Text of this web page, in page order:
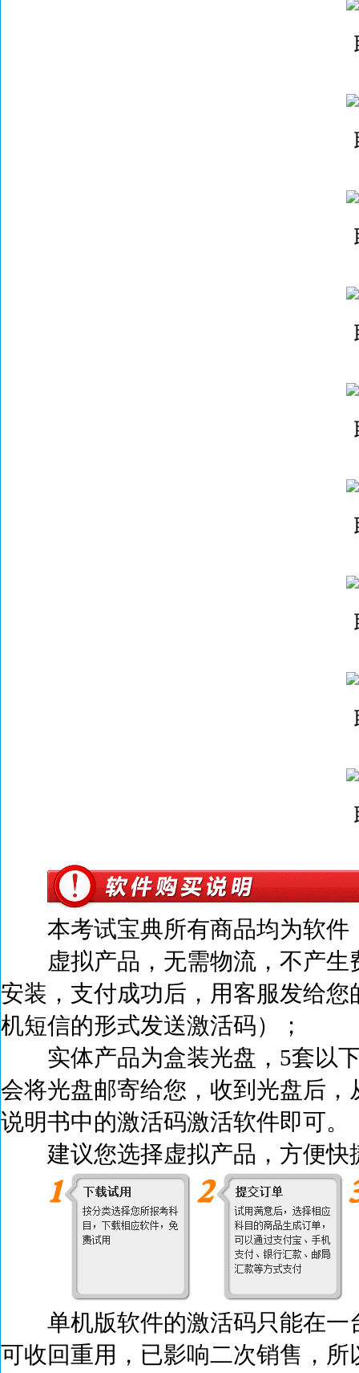
本考试宝典所有商品均为软件
虚拟产品，无需物流，不产
安装，支付成功后， 用客服发给您
机短信的形式发送激活码）；
实体产品为盒装光盘，5套以
会将光盘邮寄给您，收到光盘后
说明书中的激活码激活软件即可。
建议您选择虚拟产品，方便快
单机版软件的激活码只能在一
可收回重用，已影响二次销售，